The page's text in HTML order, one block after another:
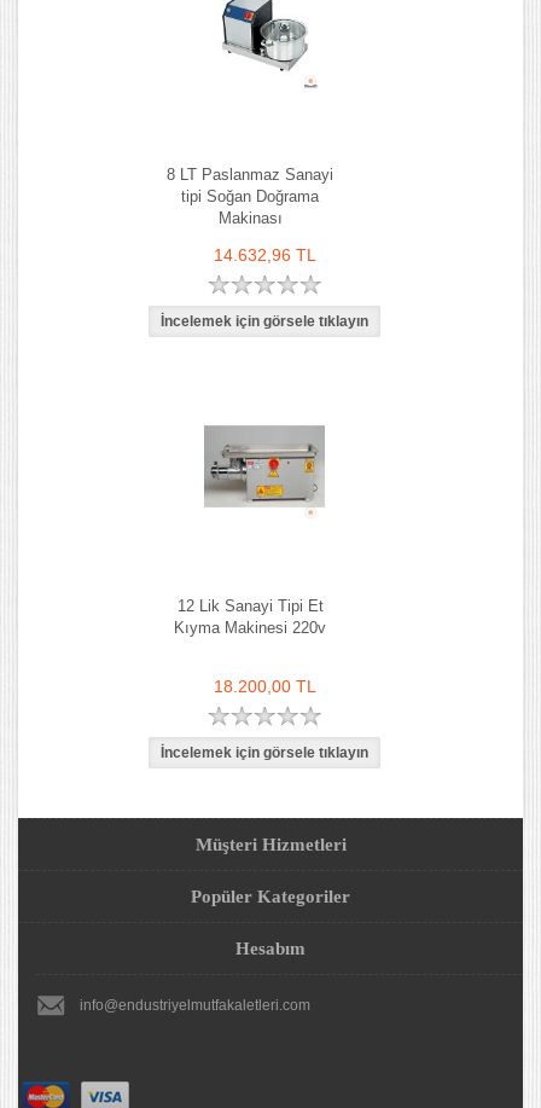
8 LT Paslanmaz Sanayi
tipi Soğan Doğrama
Makinası
14.632,96 TL
12 Lik Sanayi Tipi Et
Kıyma Makinesi 220v
18.200,00 TL
Müşteri Hizmetleri
Popüler Kategoriler
Hesabım
info@endustriyelmutfakaletleri.com